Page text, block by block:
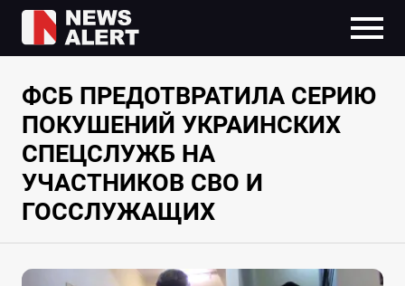
ФСБ ПРЕДОТВРАТИЛА СЕРИЮ
ПОКУШЕНИЙ УКРАИНСКИХ
СПЕЦСЛУЖБ НА
УЧАСТНИКОВ СВО И
ГОССЛУЖАЩИХ